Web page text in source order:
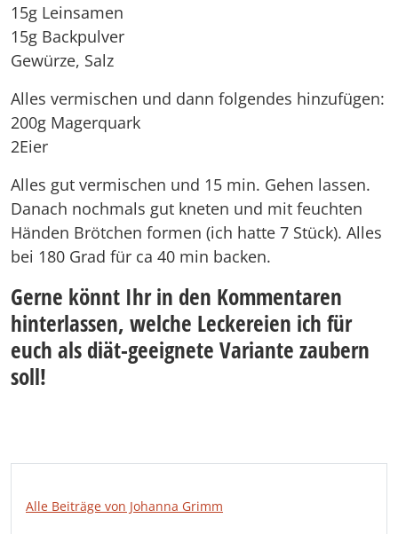
15g Leinsamen
15g Backpulver
Gewürze, Salz
Alles vermischen und dann folgendes hinzufügen:
200g Magerquark
2Eier
Alles gut vermischen und 15 min. Gehen lassen.
Danach nochmals gut kneten und mit feuchten
Händen Brötchen formen (ich hatte 7 Stück). Alles
bei 180 Grad für ca 40 min backen.
Gerne könnt Ihr in den Kommentaren
hinterlassen, welche Leckereien ich für
euch als diät-geeignete Variante zaubern
soll!
Alle Beiträge von Johanna Grimm